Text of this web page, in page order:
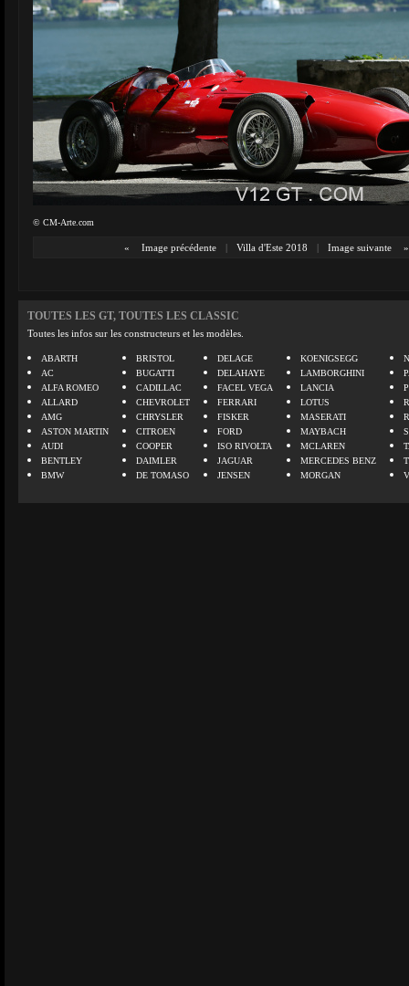
© CM-Arte.com
« Image précédente | Villa d'Este 2018 | Image suivante »
TOUTES LES GT, TOUTES LES CLASSIC
Toutes les infos sur les constructeurs et les modèles.
ABARTH
AC
ALFA ROMEO
ALLARD
AMG
ASTON MARTIN
AUDI
BENTLEY
BMW
BRISTOL
BUGATTI
CADILLAC
CHEVROLET
CHRYSLER
CITROEN
COOPER
DAIMLER
DE TOMASO
DELAGE
DELAHAYE
FACEL VEGA
FERRARI
FISKER
FORD
ISO RIVOLTA
JAGUAR
JENSEN
KOENIGSEGG
LAMBORGHINI
LANCIA
LOTUS
MASERATI
MAYBACH
MCLAREN
MERCEDES BENZ
MORGAN